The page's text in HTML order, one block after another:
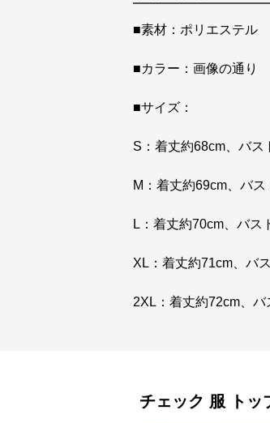
■素材：ポリエステル
■カラー：画像の通り
■サイズ：
S：着丈約68cm、バス
M：着丈約69cm、バ
L：着丈約70cm、バス
XL：着丈約71cm、バ
2XL：着丈約72cm、
チェック 服 トッ